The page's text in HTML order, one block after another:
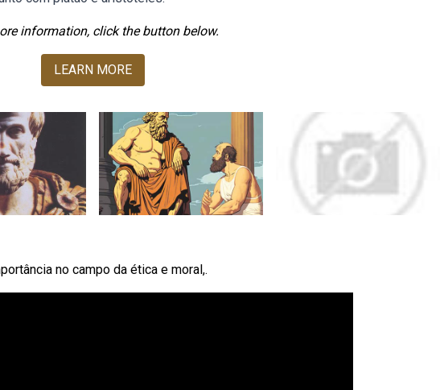
information, click the button below.
LEARN MORE
no campo da ética e moral,.